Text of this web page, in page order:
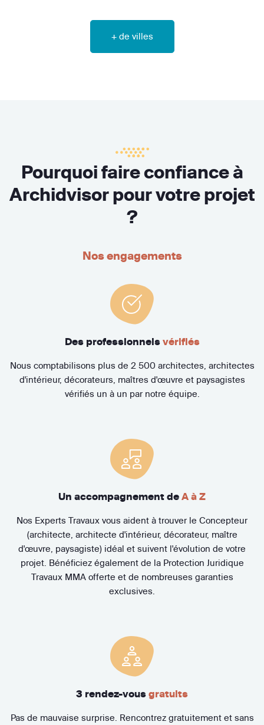
+ de villes
Pourquoi faire confiance à
Archidvisor pour votre projet
?
Nos engagements
Des professionnels vérifiés
Nous comptabilisons plus de 2 500 architectes, architectes
d'intérieur, décorateurs, maîtres d'œuvre et paysagistes
vérifiés un à un par notre équipe.
Un accompagnement de A à Z
Nos Experts Travaux vous aident à trouver le Concepteur
(architecte, architecte d'intérieur, décorateur, maître
d'œuvre, paysagiste) idéal et suivent l'évolution de votre
projet. Bénéficiez également de la Protection Juridique
Travaux MMA offerte et de nombreuses garanties
exclusives.
3 rendez-vous gratuits
Pas de mauvaise surprise. Rencontrez gratuitement et sans